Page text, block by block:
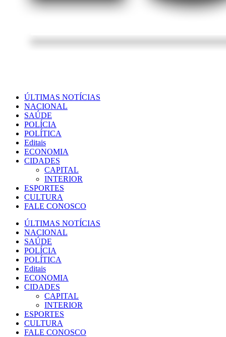
ÚLTIMAS NOTÍCIAS
NACIONAL
SAÚDE
POLÍCIA
POLÍTICA
Editais
ECONOMIA
CIDADES
CAPITAL
INTERIOR
ESPORTES
CULTURA
FALE CONOSCO
ÚLTIMAS NOTÍCIAS
NACIONAL
SAÚDE
POLÍCIA
POLÍTICA
Editais
ECONOMIA
CIDADES
CAPITAL
INTERIOR
ESPORTES
CULTURA
FALE CONOSCO